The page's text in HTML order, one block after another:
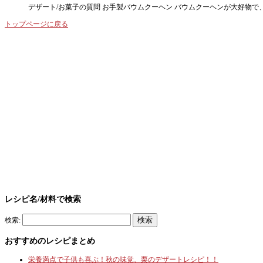
デザート/お菓子の質問 お手製バウムクーヘン バウムクーヘンが大好物
トップページに戻る
レシピ名/材料で検索
検索:
おすすめのレシピまとめ
栄養満点で子供も喜ぶ！秋の味覚、栗のデザートレシピ！！